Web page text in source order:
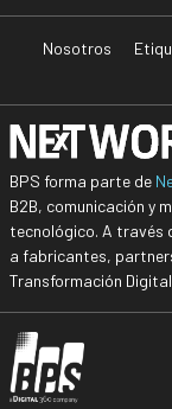
Nosotros
BPS forma parte de
B2B, comunicación y
tecnológico. A través
a fabricantes,
Transformación